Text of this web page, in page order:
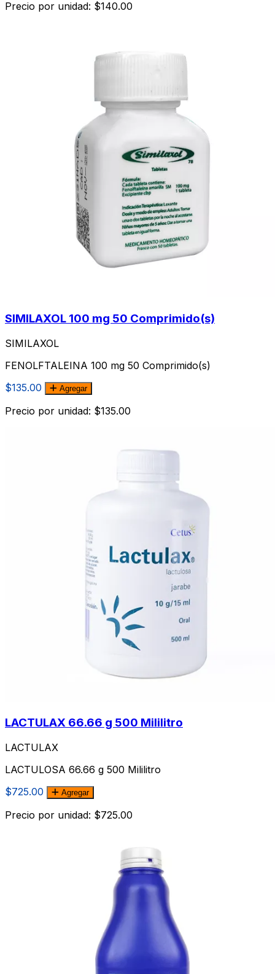
Precio por unidad: $140.00
SIMILAXOL 100 mg 50 Comprimido(s)
SIMILAXOL
FENOLFTALEINA 100 mg 50 Comprimido(s)
$135.00
Agregar
Precio por unidad: $135.00
LACTULAX 66.66 g 500 Mililitro
LACTULAX
LACTULOSA 66.66 g 500 Mililitro
$725.00
Agregar
Precio por unidad: $725.00